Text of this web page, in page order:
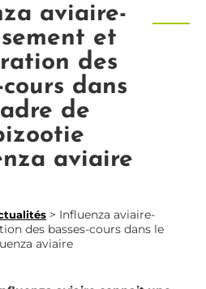
aviaire-
et
des
cours dans
de
aviaire
> Influenza aviaire-
des basses-cours dans le
aviaire